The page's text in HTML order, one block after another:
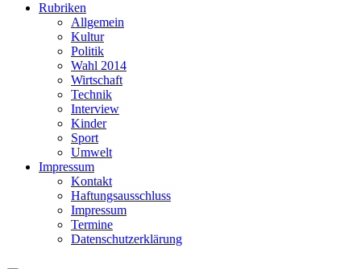
Rubriken
Allgemein
Kultur
Politik
Wahl 2014
Wirtschaft
Technik
Interview
Kinder
Sport
Umwelt
Impressum
Kontakt
Haftungsausschluss
Impressum
Termine
Datenschutzerklärung